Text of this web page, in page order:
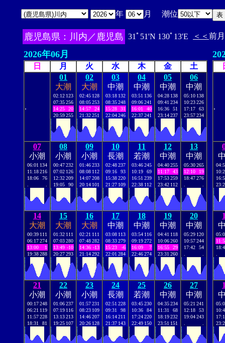
年 月 潮位
鹿児島県：川内／鹿児島 31ﾟ51'N 130ﾟ13'E ＜＜ 前月
2026年06月
日 月 火 水 木 金 土
.
01
大潮
02:12 123
07:35256
14:25
20
20:59255
02
大潮
02:45 128
08:05253
14:57
24
21:32251
03
中潮
03:18 132
08:35248
15:28
31
22:04246
04
中潮
03:51 136
09:06241
16:01
40
22:37241
05
中潮
04:28 138
09:41 234
16:36
51
23:14237
06
中潮
05:10 138
10:23226
17:17
63
23:57234
07
小潮
06:01 134
11:18216
18:06
76
08
小潮
00:47232
07:02 126
12:32209
19:05
90
09
小潮
01:46233
08:08 112
14:07208
20:14 101
10
長潮
02:48237
09:16
93
15:38220
21:27 109
11
若潮
03:46245
10:19
69
16:51 239
22:38 112
12
中潮
04:40255
11:17
43
17:53259
23:42 112
13
中潮
05:30265
12:10
19
18:47276
14
大潮
00:39 111
06:17274
13:00
1
19:38288
15
大潮
01:32 111
07:03280
13:49 -10
20:27293
16
大潮
02:21 111
07:48282
14:36 -13
21:14292
17
中潮
03:08 113
08:33279
15:23
-6
22:01 284
18
中潮
03:54 116
09:19272
16:09
7
22:46274
19
中潮
04:41 118
10:06260
16:55
29
23:31 260
20
中潮
05:29 120
10:57244
17:42
54
21
小潮
00:17248
06:21 119
11:57228
18:31
81
22
小潮
01:06237
07:19 116
13:13213
19:25 107
23
小潮
01:57231
08:23 109
14:46207
20:26 128
24
長潮
02:51 228
09:31
98
16:14211
21:37 143
25
若潮
03:45230
10:36
84
17:24220
22:49 150
26
中潮
04:35234
11:31
68
18:19232
23:51 151
27
中潮
05:21 241
12:18
53
19:04243
.